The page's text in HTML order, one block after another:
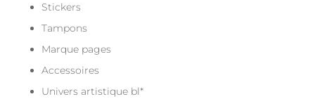
Stickers
Tampons
Marque pages
Accessoires
Univers artistique bl*